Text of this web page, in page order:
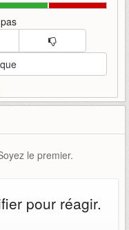
le premier.
pour réagir.